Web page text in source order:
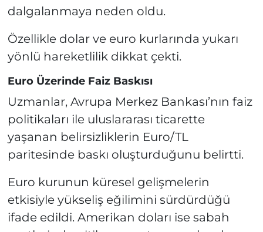
dalgalanmaya neden oldu.
Özellikle dolar ve euro kurlarında yukarı
yönlü hareketlilik dikkat çekti.
Euro Üzerinde Faiz Baskısı
Uzmanlar, Avrupa Merkez Bankası’nın faiz
politikaları ile uluslararası ticarette
yaşanan belirsizliklerin Euro/TL
paritesinde baskı oluşturduğunu belirtti.
Euro kurunun küresel gelişmelerin
etkisiyle yükseliş eğilimini sürdürdüğü
ifade edildi. Amerikan doları ise sabah